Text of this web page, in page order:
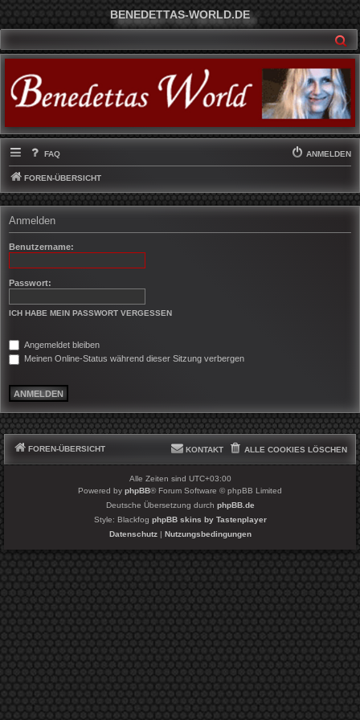
BENEDETTAS-WORLD.DE
FAQ ANMELDEN
FOREN-ÜBERSICHT
Anmelden
Benutzername:
Passwort:
ICH HABE MEIN PASSWORT VERGESSEN
Angemeldet bleiben
Meinen Online-Status während dieser Sitzung verbergen
FOREN-ÜBERSICHT ALLE COOKIES LÖSCHEN
KONTAKT
Alle Zeiten sind UTC+03:00
Powered by phpBB® Forum Software © phpBB Limited
Deutsche Übersetzung durch phpBB.de
Style: Blackfog phpBB skins by Tastenplayer
Datenschutz| Nutzungsbedingungen